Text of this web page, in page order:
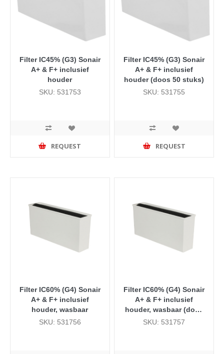
Filter IC45% (G3) Sonair
A+ & F+ inclusief
houder
SKU: 531753
REQUEST
Filter IC45% (G3) Sonair
A+ & F+ inclusief
houder (doos 50 stuks)
SKU: 531755
REQUEST
Filter IC60% (G4) Sonair
A+ & F+ inclusief
houder, wasbaar
SKU: 531756
Filter IC60% (G4) Sonair
A+ & F+ inclusief
houder, wasbaar (doos
50 stuks)
SKU: 531757